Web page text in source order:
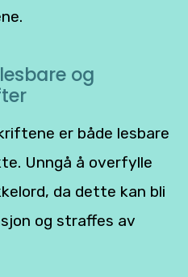
og
er både lesbare
Unngå å overfylle
da dette kan bli
og straffes av